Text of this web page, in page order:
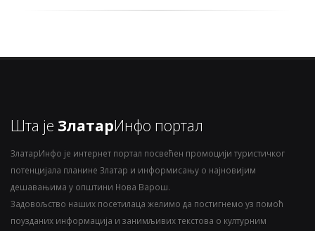
Шта је ЗлатарИнфо портал
ЗлатарИнфо је интернет портал посвећен промоцији туристичког
потенцијала планине Златар и информисању о најновијим
дешавањима у општини Нова Варош.
Задовољство наших посетилаца желимо да постигнемо уз помоћ
поузданих информација и занимљивих текстова о културним